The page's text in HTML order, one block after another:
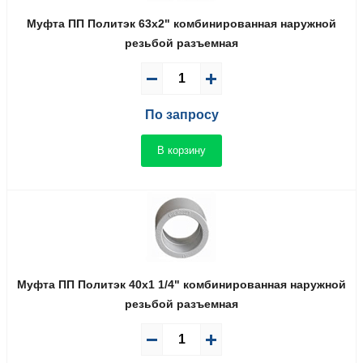
Муфта ПП Политэк 63x2" комбинированная наружной
резьбой разъемная
По запросу
В корзину
Муфта ПП Политэк 40x1 1/4" комбинированная наружной
резьбой разъемная